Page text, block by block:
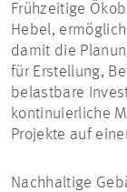
Frühzeitige
Hebel,
damit die
für Erstellung,
belastbare
kontinuierliche
Projekte auf
Nachhaltige